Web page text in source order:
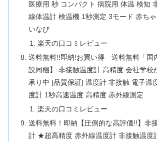
医療用 秒 コンパクト 病院用 体温 検知
線体温計 検温機 1秒測定 3モード 赤ち
いなび
楽天の口コミレビュー
送料無料!!即納!お買い得 送料無料「国
説同梱】 非接触温度計 高精度 会社学校
承り中 [品質保証] 温度計 非接触 電子温
度計 1秒高速温度 高精度 赤外線測定
楽天の口コミレビュー
送料無料！即納【圧倒的な高評価!!】非
計 ★超高精度 赤外線温度計 非接触温度